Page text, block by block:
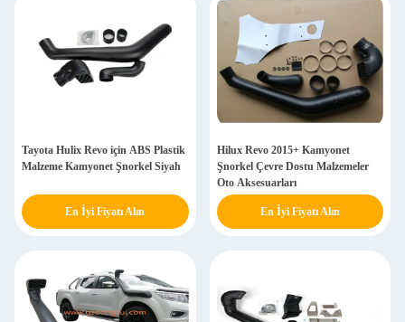
Tayota Hulix Revo için ABS Plastik
Malzeme Kamyonet Şnorkel Siyah
En İyi Fiyatı Alın
Hilux Revo 2015+ Kamyonet
Şnorkel Çevre Dostu Malzemeler
Oto Aksesuarları
En İyi Fiyatı Alın